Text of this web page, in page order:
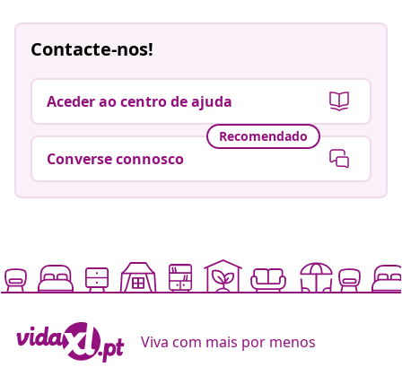
Contacte-nos!
Aceder ao centro de ajuda
Recomendado
Converse connosco
Viva com mais por menos